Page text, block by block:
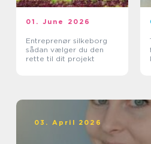
01. June 2026
Entreprenør silkeborg
sådan vælger du den
rette til dit projekt
03. April 2026